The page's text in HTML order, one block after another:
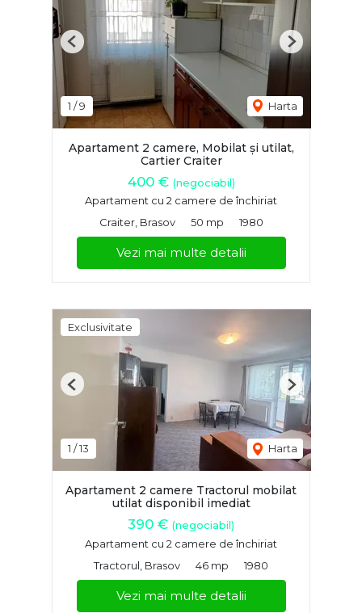
1 /9 Harta
Previous Next
Apartament 2 camere, Mobilat și utilat,
Cartier Craiter
400 € (negociabil)
Apartament cu 2 camere de închiriat
Craiter, Brasov
50 mp 1980
Vezi mai multe detalii
Exclusivitate
1 /13 Harta
Previous Next
Apartament 2 camere Tractorul mobilat
utilat disponibil imediat
390 € (negociabil)
Apartament cu 2 camere de închiriat
Tractorul, Brasov
46 mp 1980
Vezi mai multe detalii